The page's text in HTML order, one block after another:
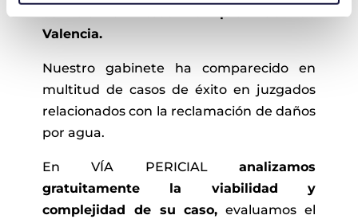
Valencia.
Nuestro gabinete ha comparecido en
multitud de casos de éxito en juzgados
relacionados con la reclamación de daños
por agua.
En VÍA PERICIALanalizamos
gratuitamente la viabilidad y
complejidad de su caso, evaluamos el